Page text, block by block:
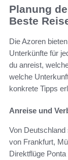
Planung
Beste
Die Azoren
Unterkünfte für
du anreist,
welche
konkrete Tipps
Anreise und
Von
von Frankfurt,
Direktflüge